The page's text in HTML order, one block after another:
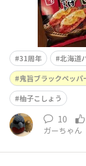
31周年 北海道
鬼旨ブラックペッパ
柚子こしょう
10
ガーちゃん